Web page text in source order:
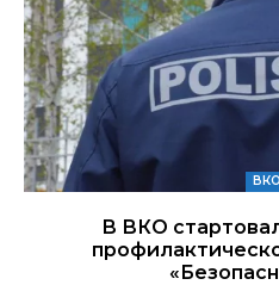
ВКО
В ВКО